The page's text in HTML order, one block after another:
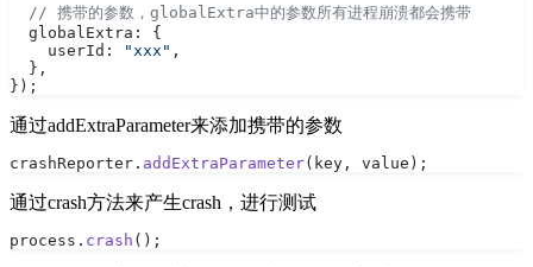
  // 携带的参数，globalExtra中的参数所有进程崩溃都会携带
  globalExtra: {
    userId:
"xxx" ,
  },
});
通过addExtraParameter来添加携带的参数
crashReporter. addExtraParameter(key, value);
通过crash方法来产生crash，进行测试
process. crash ();